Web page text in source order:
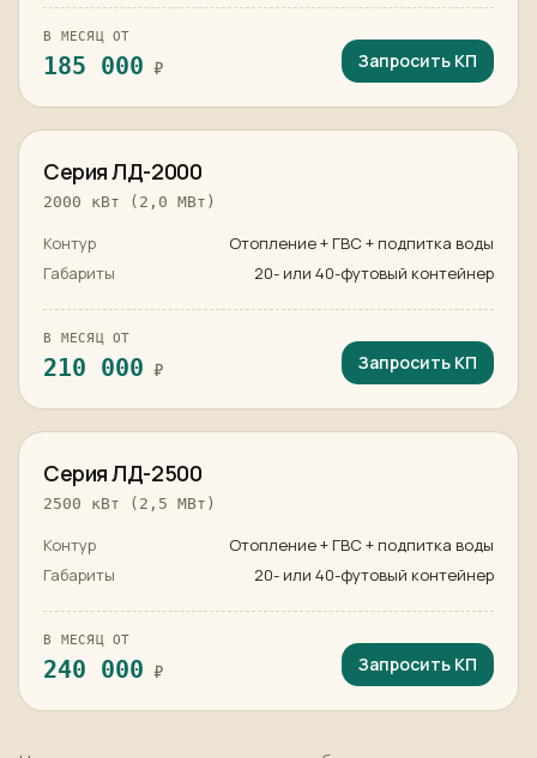
В МЕСЯЦ ОТ
185 000 ₽ Запросить КП
Серия ЛД-2000
2000 кВт (2,0 МВт)
Контур
Отопление + ГВС + подпитка воды
Габариты
20- или 40-футовый контейнер
В МЕСЯЦ ОТ
210 000 ₽ Запросить КП
Серия ЛД-2500
2500 кВт (2,5 МВт)
Контур
Отопление + ГВС + подпитка воды
Габариты
20- или 40-футовый контейнер
В МЕСЯЦ ОТ
240 000 ₽ Запросить КП